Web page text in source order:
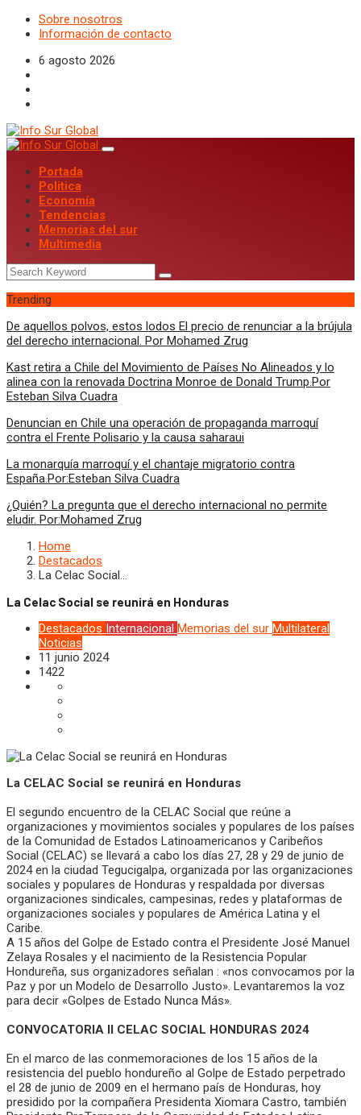
Sobre nosotros
Información de contacto
6 agosto 2026
Portada
Politica
Economía
Tendencias
Memorias del sur
Multimedia
Trending
De aquellos polvos, estos lodos El precio de renunciar a la brújula
del derecho internacional. Por Mohamed Zrug
Kast retira a Chile del Movimiento de Países No Alineados y lo
alinea con la renovada Doctrina Monroe de Donald Trump.Por
Esteban Silva Cuadra
Denuncian en Chile una operación de propaganda marroquí
contra el Frente Polisario y la causa saharaui
La monarquía marroquí y el chantaje migratorio contra
España.Por:Esteban Silva Cuadra
¿Quién? La pregunta que el derecho internacional no permite
eludir. Por:Mohamed Zrug
Home
Destacados
La Celac Social…
La Celac Social se reunirá en Honduras
Destacados Internacional Memorias del sur Multilateral
Noticias
11 junio 2024
1422
La CELAC Social se reunirá en Honduras
El segundo encuentro de la CELAC Social que reúne a
organizaciones y movimientos sociales y populares de los países
de la Comunidad de Estados Latinoamericanos y Caribeños
Social (CELAC) se llevará a cabo los días 27, 28 y 29 de junio de
2024 en la ciudad Tegucigalpa, organizada por las organizaciones
sociales y populares de Honduras y respaldada por diversas
organizaciones sindicales, campesinas, redes y plataformas de
organizaciones sociales y populares de América Latina y el
Caribe.
A 15 años del Golpe de Estado contra el Presidente José Manuel
Zelaya Rosales y el nacimiento de la Resistencia Popular
Hondureña, sus organizadores señalan : «nos convocamos por la
Paz y por un Modelo de Desarrollo Justo». Levantaremos la voz
para decir «Golpes de Estado Nunca Más».
CONVOCATORIA II CELAC SOCIAL HONDURAS 2024
En el marco de las conmemoraciones de los 15 años de la
resistencia del pueblo hondureño al Golpe de Estado perpetrado
el 28 de junio de 2009 en el hermano país de Honduras, hoy
presidido por la compañera Presidenta Xiomara Castro, también